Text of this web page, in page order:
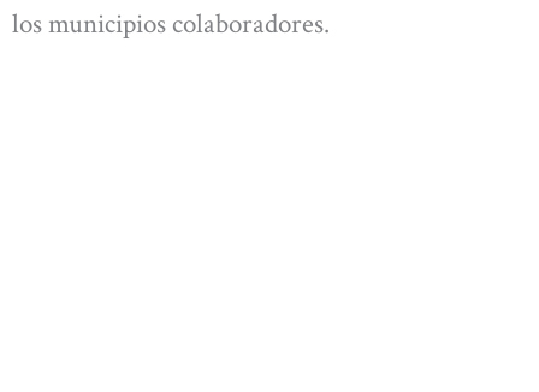
los municipios colaboradores.